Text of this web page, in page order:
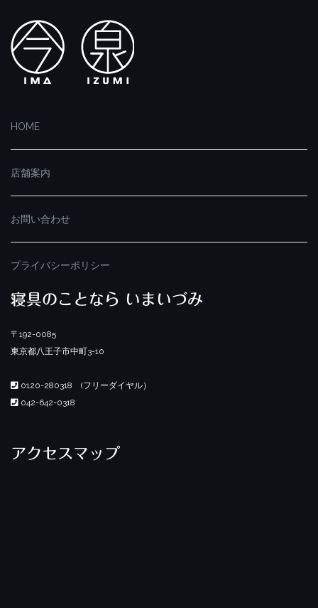
HOME
店舗案内
お問い合わせ
プライバシーポリシー
寝具のことなら いまいづみ
〒192-0085
東京都八王子市中町3-10
0120-280318 (フリーダイヤル）
042-642-0318
アクセスマップ